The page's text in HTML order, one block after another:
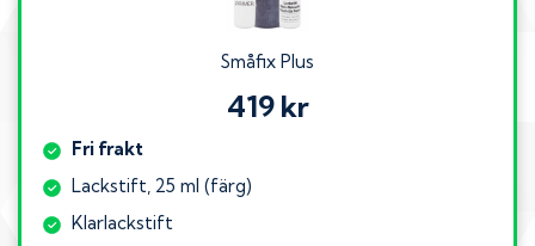
Småfix Plus
419 kr
Fri frakt
Lackstift, 25 ml (färg)
Klarlackstift